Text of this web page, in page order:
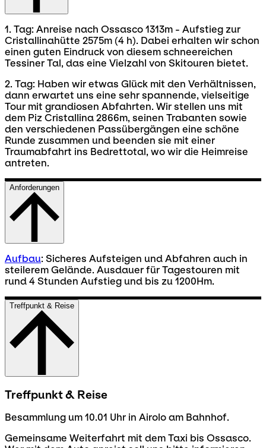
1. Tag: Anreise nach Ossasco 1313m - Aufstieg zur
Cristallinahütte 2575m (4 h). Dabei erhalten wir schon
einen guten Eindruck von diesem schneereichen
Tessiner Tal, das eine Vielzahl von Skitouren bietet.
2. Tag: Haben wir etwas Glück mit den Verhältnissen,
dann erwartet uns eine sehr spannende, vielseitige
Tour mit grandiosen Abfahrten. Wir stellen uns mit
dem Piz Cristallina 2866m, seinen Trabanten sowie
den verschiedenen Passübergängen eine schöne
Runde zusammen und beenden sie mit einer
Traumabfahrt ins Bedrettotal, wo wir die Heimreise
antreten.
Anforderungen
Aufbau: Sicheres Aufsteigen und Abfahren auch in
steilerem Gelände. Ausdauer für Tagestouren mit
rund 4 Stunden Aufstieg und bis zu 1200Hm.
Treffpunkt & Reise
Treffpunkt & Reise
Besammlung um 10.01 Uhr in Airolo am Bahnhof.
Gemeinsame Weiterfahrt mit dem Taxi bis Ossasco.